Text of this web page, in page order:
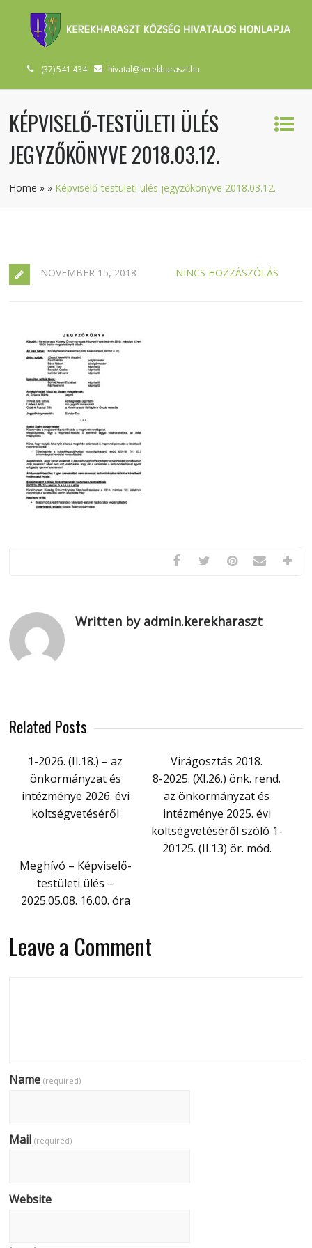
(37) 541 434 hivatal@kerekharaszt.hu
KÉPVISELŐ-TESTÜLETI ÜLÉS
JEGYZŐKÖNYVE 2018.03.12.
Home » » Képviselő-testületi ülés jegyzőkönyve 2018.03.12.
NOVEMBER 15, 2018 NINCS HOZZÁSZÓLÁS
Written by admin.kerekharaszt
Related Posts
1-2026. (II.18.) – az
önkormányzat és
intézménye 2026. évi
költségvetéséről
Virágosztás 2018.
8-2025. (XI.26.) önk. rend.
az önkormányzat és
intézménye 2025. évi
költségvetéséről szóló 1-
20125. (II.13) ör. mód.
Meghívó – Képviselő-
testületi ülés –
2025.05.08. 16.00. óra
Leave a Comment
Name(required)
Mail(required)
Website